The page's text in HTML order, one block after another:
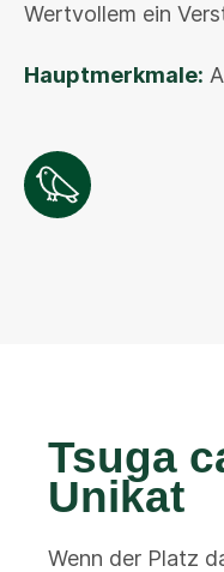
Wertvollem ein
Hauptmerkmale:
Tsuga
Unikat
Wenn der Platz